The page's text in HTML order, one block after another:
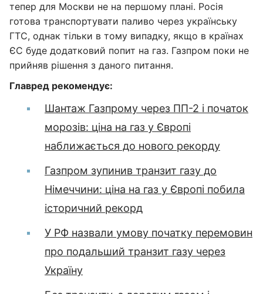
тепер для Москви не на першому плані. Росія
готова транспортувати паливо через українську
ГТС, однак тільки в тому випадку, якщо в країнах
ЄС буде додатковий попит на газ. Газпром поки не
прийняв рішення з даного питання.
Главред рекомендує:
Шантаж Газпрому через ПП-2 і початок
морозів: ціна на газ у Європі
наближається до нового рекорду
Газпром зупинив транзит газу до
Німеччини: ціна на газ у Європі побила
історичний рекорд
У РФ назвали умову початку перемовин
про подальший транзит газу через
Україну